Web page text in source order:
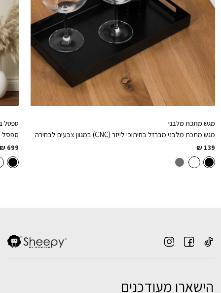
מגש מתכת מלבני
מגש מתכת מלבני מברזל בחיתוכי לייזר (CNC) במגוון צבעים לבחירה
₪ 139
ספסל
₪ 699
הישארו מעודכנים